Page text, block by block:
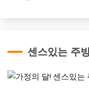
센스있는 주